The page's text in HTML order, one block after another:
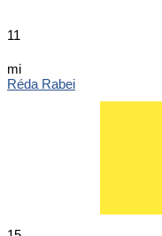
11
mi
Réda Rabei